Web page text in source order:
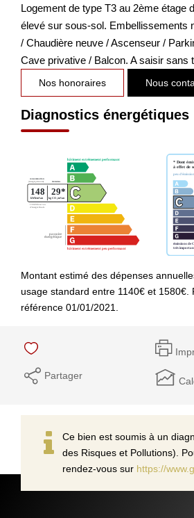
Logement de type T3 au 2ème étage
élevé sur sous-sol. Embellissements
/ Chaudière neuve / Ascenseur /
Cave privative / Balcon. A saisir sans
Nos honoraires Nous
Diagnostics énergétiques
Montant estimé des dépenses
usage standard entre 1140€ et 1580€.
référence 01/01/2021.
Partager
Ce bien est soumis à un
des Risques et Pollutions).
rendez-vous sur https://